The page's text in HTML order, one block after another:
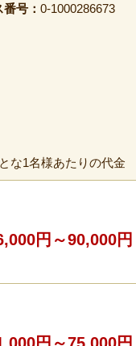
番号：0-1000286673
な1名様あたりの代金
円～90,000円